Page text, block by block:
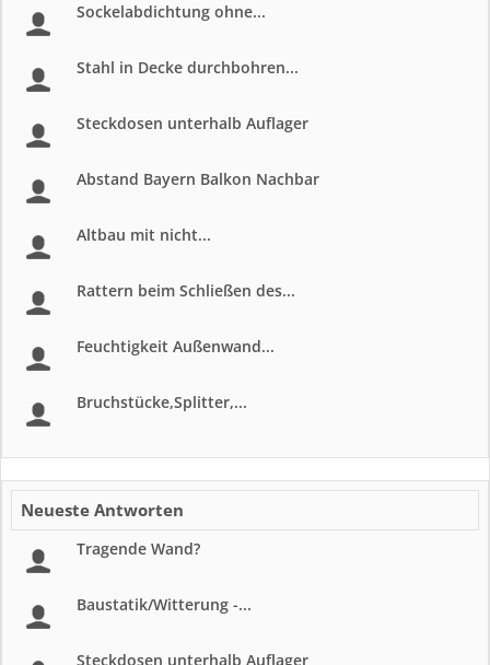
Sockelabdichtung ohne...
Stahl in Decke durchbohren...
Steckdosen unterhalb Auflager
Abstand Bayern Balkon Nachbar
Altbau mit nicht...
Rattern beim Schließen des...
Feuchtigkeit Außenwand...
Bruchstücke,Splitter,...
Neueste Antworten
Tragende Wand?
Baustatik/Witterung -...
Steckdosen unterhalb Auflager